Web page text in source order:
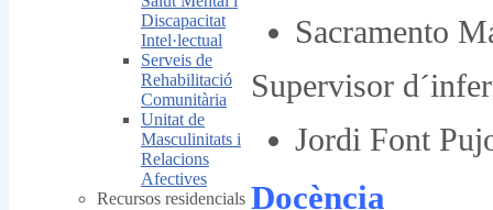
Sacramento
Supervisor
Jordi Font
Docència
Discapacitat
Intel·lectual
Serveis de
Rehabilitació
Comunitària
Unitat de
Masculinitats i
Relacions
Afectives
Recursos residencials